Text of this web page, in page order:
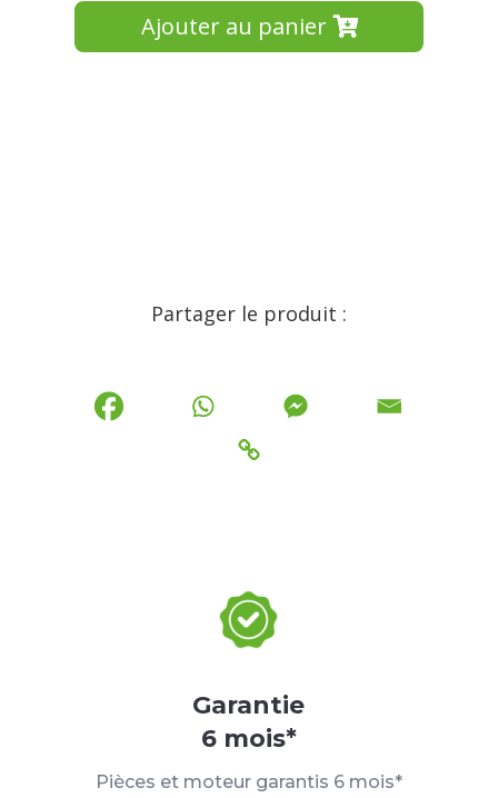
Ajouter au panier
Partager le produit :
Garantie
6 mois*
Pièces et moteur garantis 6 mois*